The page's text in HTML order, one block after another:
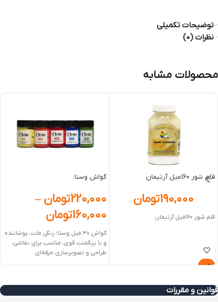
توضیحات تکمیلی
نظرات (0)
محصولات مشابه
قلم شور 160میل آرتیمان
190,000تومان
قلم شور 160میل آرتیمان
گواش وستا
220,000تومان –
160,000تومان
گواش ۳۰ میل وستا؛ رنگی مات، پوشاننده
و با پیگمنت قوی، مناسب برای نقاشی،
طراحی و تصویرسازی حرفه‌ای.
قوانین و مقررات